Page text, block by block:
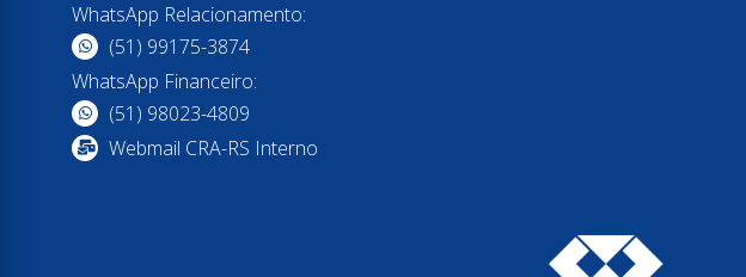
WhatsApp Relacionamento:
(51) 99175-3874
WhatsApp Financeiro:
(51) 98023-4809
Webmail CRA-RS Interno